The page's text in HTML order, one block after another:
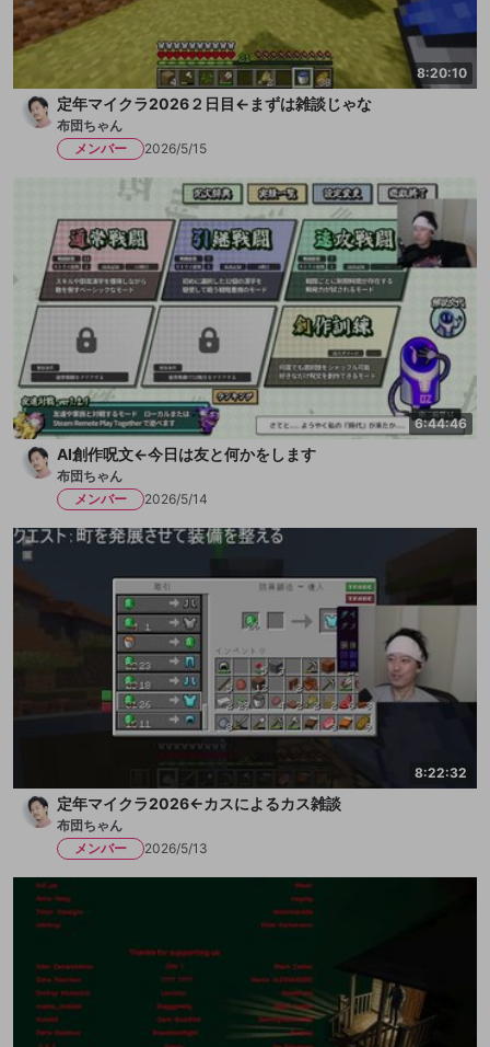
8:20:10
定年マイクラ2026２日目←まずは雑談じゃな
布団ちゃん
メンバー
2026/5/15
6:44:46
AI創作呪文←今日は友と何かをします
布団ちゃん
メンバー
2026/5/14
8:22:32
定年マイクラ2026←カスによるカス雑談
布団ちゃん
メンバー
2026/5/13